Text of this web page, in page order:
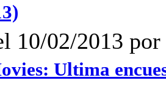
10/02/2013
Ultima